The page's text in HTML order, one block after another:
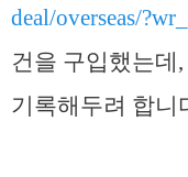
deal/overseas/
건을 구입했는데
기록해두려 합니